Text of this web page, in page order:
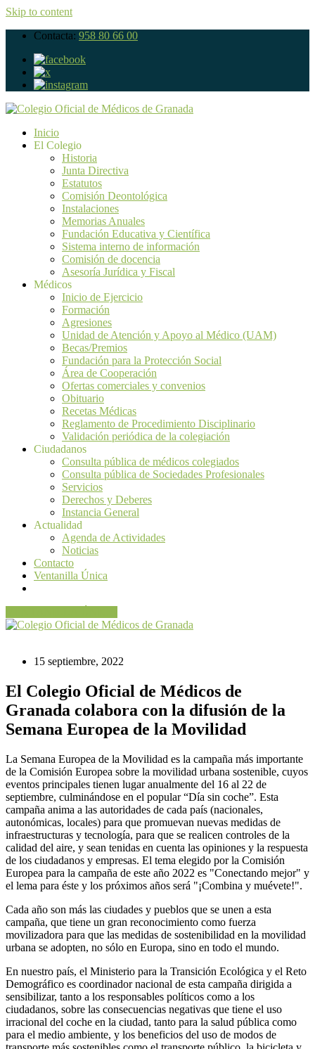
Skip to content
Contacta: 958 80 66 00
Inicio
El Colegio
Historia
Junta Directiva
Estatutos
Comisión Deontológica
Instalaciones
Memorias Anuales
Fundación Educativa y Científica
Sistema interno de información
Comisión de docencia
Asesoría Jurídica y Fiscal
Médicos
Inicio de Ejercicio
Formación
Agresiones
Unidad de Atención y Apoyo al Médico (UAM)
Becas/Premios
Fundación para la Protección Social
Área de Cooperación
Ofertas comerciales y convenios
Obituario
Recetas Médicas
Reglamento de Procedimiento Disciplinario
Validación periódica de la colegiación
Ciudadanos
Consulta pública de médicos colegiados
Consulta pública de Sociedades Profesionales
Servicios
Derechos y Deberes
Instancia General
Actualidad
Agenda de Actividades
Noticias
Contacto
Ventanilla Única
15 septiembre, 2022
El Colegio Oficial de Médicos de
Granada colabora con la difusión de la
Semana Europea de la Movilidad
La Semana Europea de la Movilidad es la campaña más importante
de la Comisión Europea sobre la movilidad urbana sostenible, cuyos
eventos principales tienen lugar anualmente del 16 al 22 de
septiembre, culminándose en el popular “Día sin coche”. Esta
campaña anima a las autoridades de cada país (nacionales,
autonómicas, locales) para que promuevan nuevas medidas de
infraestructuras y tecnología, para que se realicen controles de la
calidad del aire, y sean tenidas en cuenta las opiniones y la respuesta
de los ciudadanos y empresas. El tema elegido por la Comisión
Europea para la campaña de este año 2022 es "Conectando mejor" y
el lema para éste y los próximos años será "¡Combina y muévete!".
Cada año son más las ciudades y pueblos que se unen a esta
campaña, que tiene un gran reconocimiento como fuerza
movilizadora para que las medidas de sostenibilidad en la movilidad
urbana se adopten, no sólo en Europa, sino en todo el mundo.
En nuestro país, el Ministerio para la Transición Ecológica y el Reto
Demográfico es coordinador nacional de esta campaña dirigida a
sensibilizar, tanto a los responsables políticos como a los
ciudadanos, sobre las consecuencias negativas que tiene el uso
irracional del coche en la ciudad, tanto para la salud pública como
para el medio ambiente, y los beneficios del uso de modos de